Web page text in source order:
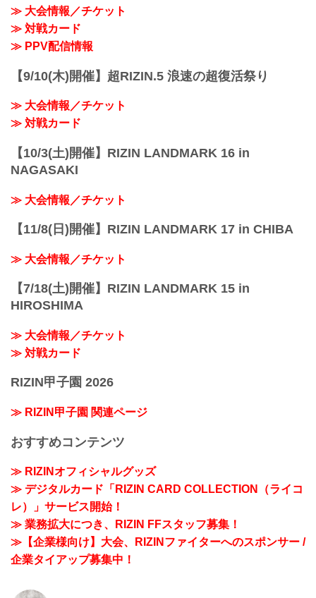
≫ 大会情報／チケット
≫ 対戦カード
≫ PPV配信情報
【9/10(木)開催】超RIZIN.5 浪速の超復活祭り
≫ 大会情報／チケット
≫ 対戦カード
【10/3(土)開催】RIZIN LANDMARK 16 in
NAGASAKI
≫ 大会情報／チケット
【11/8(日)開催】RIZIN LANDMARK 17 in CHIBA
≫ 大会情報／チケット
【7/18(土)開催】RIZIN LANDMARK 15 in
HIROSHIMA
≫ 大会情報／チケット
≫ 対戦カード
RIZIN甲子園 2026
≫ RIZIN甲子園 関連ページ
おすすめコンテンツ
≫ RIZINオフィシャルグッズ
≫ デジタルカード「RIZIN CARD COLLECTION（ライコ
レ）」サービス開始！
≫ 業務拡大につき、RIZIN FFスタッフ募集！
≫【企業様向け】大会、RIZINファイターへのスポンサー /
企業タイアップ募集中！